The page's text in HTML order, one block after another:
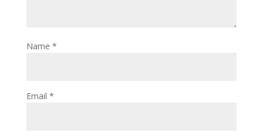
Name *
Email *